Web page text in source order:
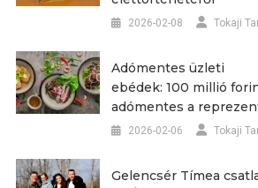
2026-02-08 Tokaji
Adómentes üzleti
ebédek: 100 millió
adómentes a
2026-02-06 Tokaji
Gelencsér Tímea